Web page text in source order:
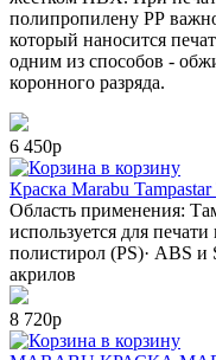
полипропилену РР
который наносится
одним из способов -
коронного разряда.
6 450р
в корзину
Краска Marabu
Область применения:
используется для
полистирол (PS)· ABS и
акрилов
8 720р
в корзину